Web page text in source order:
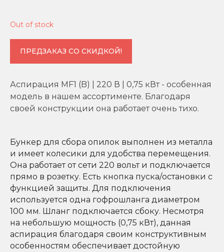
Out of stock
ПРЕДЗАКАЗ СО СКИДКОЙ!
Аспирация MF1 (B) | 220 В | 0,75 кВт - особенная
модель в нашем ассортименте. Благодаря
своей конструкции она работает очень тихо.
Бункер для сбора опилок выполнен из металла
и имеет колесики для удобства перемещения.
Она работает от сети 220 вольт и подключается
прямо в розетку. Есть кнопка пуска/остановки с
функцией защиты. Для подключения
используется одна гофрошланга диаметром
100 мм. Шланг подключается сбоку. Несмотря
на небольшую мощность (0,75 кВт), данная
аспирация благодаря своим конструктивным
особенностям обеспечивает достойную